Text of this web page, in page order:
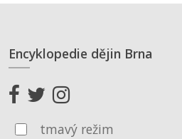
Encyklopedie dějin Brna
tmavý režim